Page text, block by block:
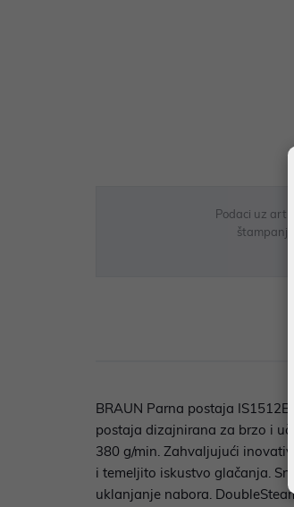
Podaci uz
BRAUN Parna postaja
postaja dizajnirana za brzo i
380 g/min. Zahvaljujući
i temeljito iskustvo glačanja.
uklanjanje nabora.